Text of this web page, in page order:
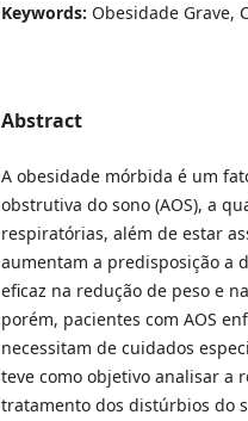
Keywords: Obesidade Grave,
Abstract
A obesidade mórbida é um
obstrutiva do sono (AOS), a
respiratórias, além de estar
aumentam a predisposição a
eficaz na redução de peso e
porém, pacientes com AOS
necessitam de cuidados
teve como objetivo analisar a
tratamento dos distúrbios do